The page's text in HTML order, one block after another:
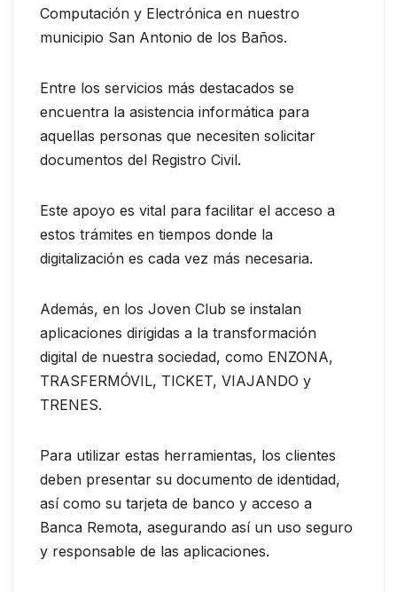
Computación y Electrónica en nuestro
municipio San Antonio de los Baños.
Entre los servicios más destacados se
encuentra la asistencia informática para
aquellas personas que necesiten solicitar
documentos del Registro Civil.
Este apoyo es vital para facilitar el acceso a
estos trámites en tiempos donde la
digitalización es cada vez más necesaria.
Además, en los Joven Club se instalan
aplicaciones dirigidas a la transformación
digital de nuestra sociedad, como ENZONA,
TRASFERMÓVIL, TICKET, VIAJANDO y
TRENES.
Para utilizar estas herramientas, los clientes
deben presentar su documento de identidad,
así como su tarjeta de banco y acceso a
Banca Remota, asegurando así un uso seguro
y responsable de las aplicaciones.